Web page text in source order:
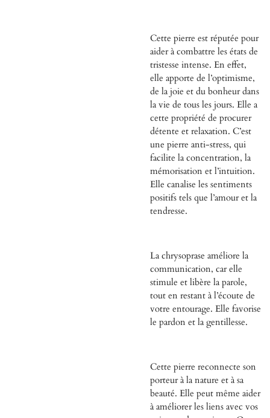
Cette pierre est réputée pour
aider à combattre les états de
tristesse intense. En effet,
elle apporte de l’optimisme,
de la joie et du bonheur dans
la vie de tous les jours. Elle a
cette propriété de procurer
détente et relaxation. C’est
une pierre anti-stress, qui
facilite la concentration, la
mémorisation et l’intuition.
Elle canalise les sentiments
positifs tels que l’amour et la
tendresse.
La chrysoprase améliore la
communication, car elle
stimule et libère la parole,
tout en restant à l’écoute de
votre entourage. Elle favorise
le pardon et la gentillesse.
Cette pierre reconnecte son
porteur à la nature et à sa
beauté. Elle peut même aider
à améliorer les liens avec vos